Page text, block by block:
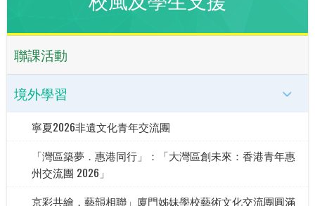
聯課活動
境外學習
寧夏2026非遺文化青年交流團
「灣區築夢．惠港同行」：「大灣區創未來：香港青年惠
州交流團 2026」
京彩共繪，藝韻相聯」廈門姊妹學校藝術文化交流團圓滿